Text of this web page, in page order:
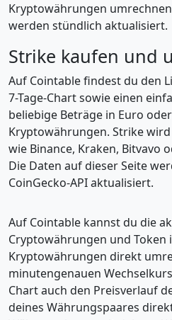
Kryptowährungen
werden stündlich aktualisiert.
Strike kaufen und
Auf Cointable findest du den
7-Tage-Chart sowie einen
beliebige Beträge in Euro
Kryptowährungen. Strike
wie Binance, Kraken, Bitvavo
Die Daten auf dieser Seite
CoinGecko-API aktualisiert.
Auf Cointable kannst du die
Cryptowährungen und Token
Kryptowährungen direkt
minutengenauen
Chart auch den Preisverlauf
deines Währungspaares